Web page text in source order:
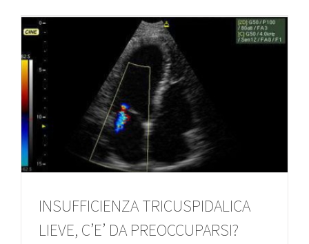
INSUFFICIENZA TRICUSPIDALICA
LIEVE, C’E’ DA PREOCCUPARSI?